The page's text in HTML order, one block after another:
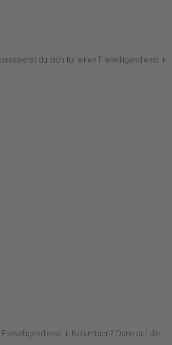
du dich für einen Freiwilligendienst in
in Kolumbien? Dann auf die